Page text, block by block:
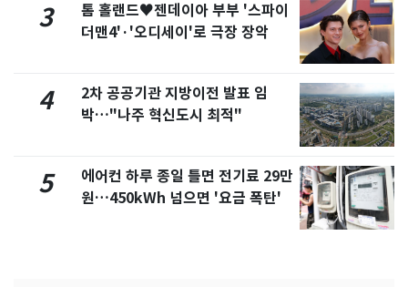
3
톰 홀랜드♥젠데이아 부부 '스파이
더맨4'·'오디세이'로 극장 장악
4
2차 공공기관 지방이전 발표 임
박…"나주 혁신도시 최적"
5
에어컨 하루 종일 틀면 전기료 29만
원…450kWh 넘으면 '요금 폭탄'